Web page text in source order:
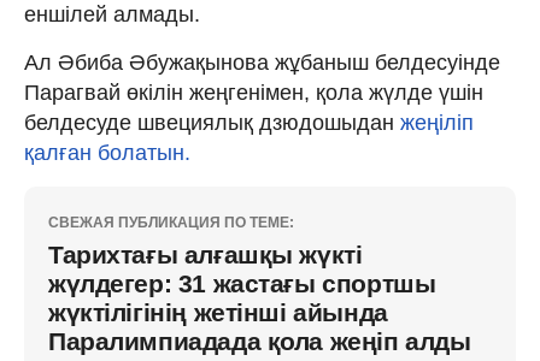
еншілей алмады.
Ал Әбиба Әбужақынова жұбаныш белдесуінде
Парагвай өкілін жеңгенімен, қола жүлде үшін
белдесуде швециялық дзюдошыдан жеңіліп
қалған болатын.
СВЕЖАЯ ПУБЛИКАЦИЯ ПО ТЕМЕ:
Тарихтағы алғашқы жүкті
жүлдегер: 31 жастағы спортшы
жүктілігінің жетінші айында
Паралимпиадада қола жеңіп алды